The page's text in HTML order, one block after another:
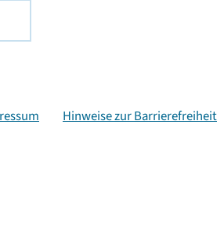
Hinweise zur Barrierefreiheit